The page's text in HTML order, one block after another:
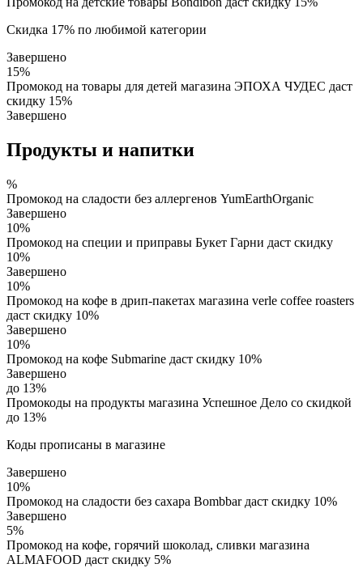
Скидка 17% по любимой категории
Завершено
15%
Промокод на товары для детей магазина ЭПОХА ЧУДЕС даст
скидку 15%
Завершено
Продукты и напитки
%
Промокод на сладости без аллергенов YumEarthOrganic
Завершено
10%
Промокод на специи и приправы Букет Гарни даст скидку
10%
Завершено
10%
Промокод на кофе в дрип-пакетах магазина verle coffee roasters
даст скидку 10%
Завершено
10%
Промокод на кофе Submarine даст скидку 10%
Завершено
до 13%
Промокоды на продукты магазина Успешное Дело со скидкой
до 13%
Коды прописаны в магазине
Завершено
10%
Промокод на сладости без сахара Bombbar даст скидку 10%
Завершено
5%
Промокод на кофе, горячий шоколад, сливки магазина
ALMAFOOD даст скидку 5%